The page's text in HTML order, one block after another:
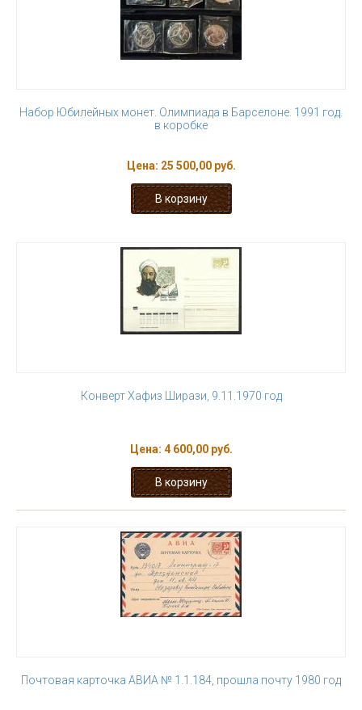
Набор Юбилейных монет. Олимпиада в Барселоне. 1991 год.
в коробке
Цена: 25 500,00 руб.
Конверт Хафиз Ширази, 9.11.1970 год
Цена: 4 600,00 руб.
Почтовая карточка АВИА № 1.1.184, прошла почту 1980 год